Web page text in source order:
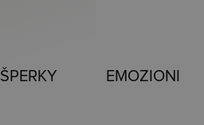
ŠPERKY EMOZIONI